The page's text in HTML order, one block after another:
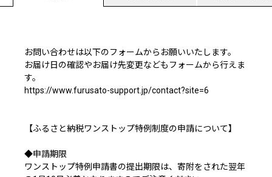
お問い合わせは以下のフォームからお願いいたします。
お届け日の確認やお届け先変更などもフォームから行えま
す。
https://www.furusato-support.jp/contact?site=6
【ふるさと納税ワンストップ特例制度の申請について】
◆申請期限
ワンストップ特例申請書の提出期限は、寄附をされた翌年